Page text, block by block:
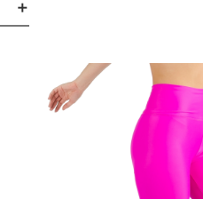
add